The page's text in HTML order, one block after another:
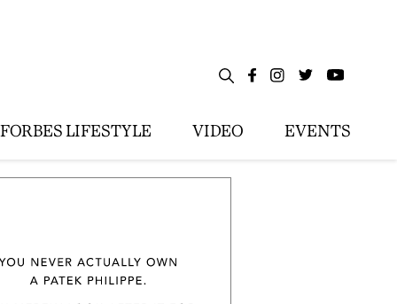
FORBES LIFESTYLE VIDEO EVENTS